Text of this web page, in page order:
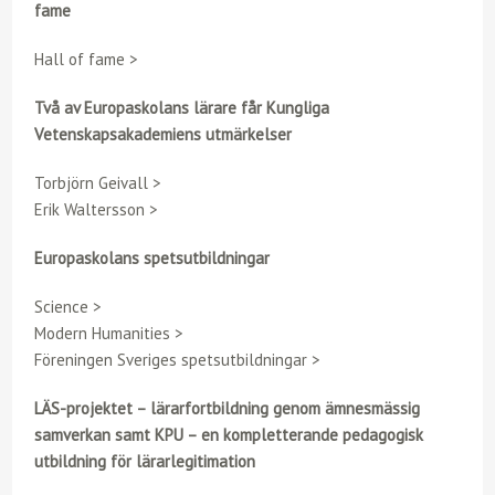
fame
Hall of fame >
Två av Europaskolans lärare får Kungliga
Vetenskapsakademiens utmärkelser
Torbjörn Geivall >
Erik Waltersson >
Europaskolans spetsutbildningar
Science >
Modern Humanities >
Föreningen Sveriges spetsutbildningar >
LÄS-projektet – lärarfortbildning genom ämnesmässig
samverkan samt KPU – en kompletterande pedagogisk
utbildning för lärarlegitimation